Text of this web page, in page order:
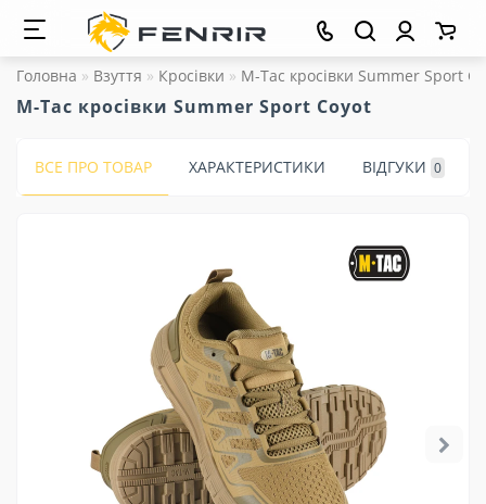
Головна Взуття Кросівки M-Tac кросівки Summer Sport
M-Tac кросівки Summer Sport Coyot
ВСЕ ПРО ТОВАР ХАРАКТЕРИСТИКИ ВІДГУКИ 0